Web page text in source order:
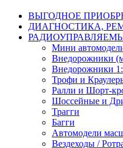
ВЫГОДНОЕ
ДИАГНОСТИКА,
Мини
Внедорожники
Внедорожники
Трофи и
Ралли и Шорт-
Шоссейные и
Трагги
Багги
Автомодели
Вездеходы /